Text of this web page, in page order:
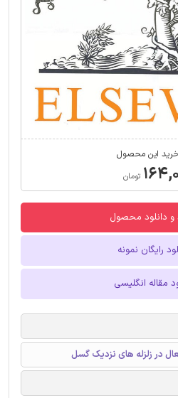
این محصول
تومان
و دانلود محصول
رایگان نمونه
مقاله انگلیسی
در زلزله های نزدیک گسل